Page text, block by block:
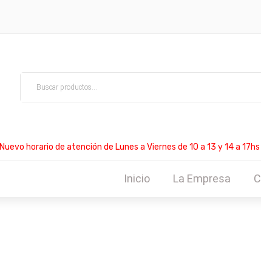
Nuevo horario de atención de Lunes a Viernes de 10 a 13 y 14 a 17hs
Inicio La Empresa